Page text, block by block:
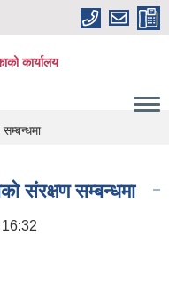
कार्यालय
संरक्षण सम्बन्धमा